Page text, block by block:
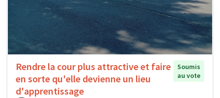
Rendre la cour plus attractive et faire
en sorte qu'elle devienne un lieu
d'apprentissage
Soumis
au vote